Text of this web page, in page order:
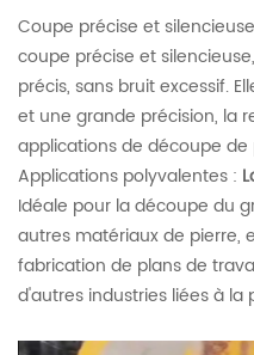
Coupe précise et
coupe précise et
précis, sans bruit excessif.
et une grande précision, la
applications de découpe de
Applications polyvalentes :
Idéale pour la découpe du
autres matériaux de pierre,
fabrication de plans de
d'autres industries liées à la